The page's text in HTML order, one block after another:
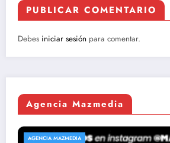
PUBLICAR COMENTARIO
Debes iniciar sesión para comentar.
Agencia Mazmedia
AGENCIA MAZMEDIA